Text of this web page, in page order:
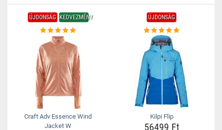
ÚJDONSÁG KEDVEZMÉNY
Craft Adv Essence Wind
Jacket W
ÚJDONSÁG
Kilpi Flip
56499 Ft